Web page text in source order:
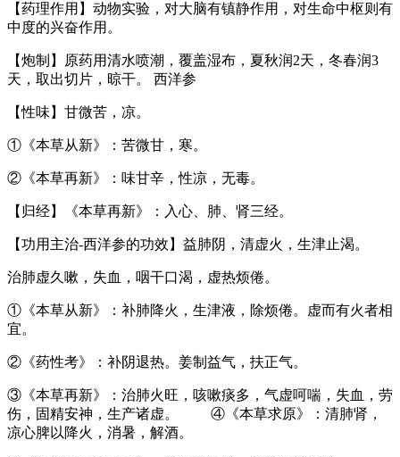
【药理作用】动物实验，对大脑有镇静作用，对生命中枢则有
中度的兴奋作用。
【炮制】原药用清水喷潮，覆盖湿布，夏秋润2天，冬春润3
天，取出切片，晾干。 西洋参
【性味】甘微苦，凉。
①《本草从新》：苦微甘，寒。
②《本草再新》：味甘辛，性凉，无毒。
【归经】《本草再新》：入心、肺、肾三经。
【功用主治-西洋参的功效】益肺阴，清虚火，生津止渴。
治肺虚久嗽，失血，咽干口渴，虚热烦倦。
①《本草从新》：补肺降火，生津液，除烦倦。虚而有火者相
宜。
②《药性考》：补阴退热。姜制益气，扶正气。
③《本草再新》：治肺火旺，咳嗽痰多，气虚呵喘，失血，劳
伤，固精安神，生产诸虚。 ④《本草求原》：清肺肾，
凉心脾以降火，消暑，解酒。